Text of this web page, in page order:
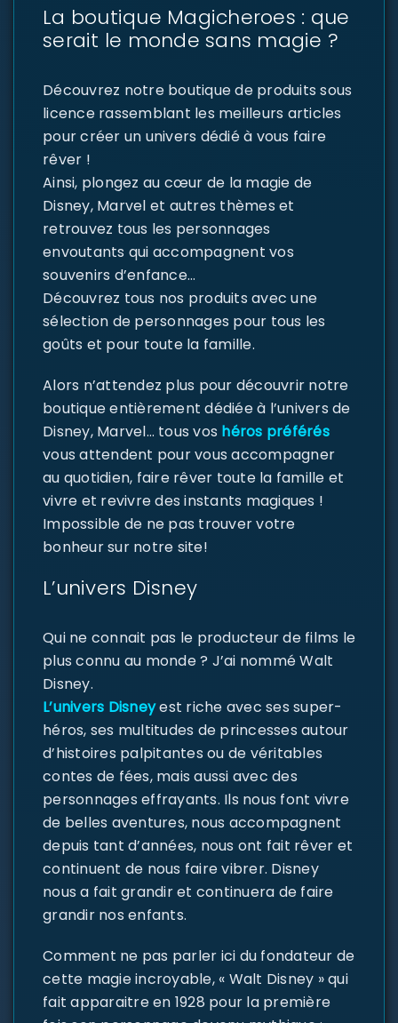
La boutique Magicheroes : que
serait le monde sans magie ?
Découvrez notre boutique de produits sous
licence rassemblant les meilleurs articles
pour créer un univers dédié à vous faire
rêver !
Ainsi, plongez au cœur de la magie de
Disney, Marvel et autres thèmes et
retrouvez tous les personnages
envoutants qui accompagnent vos
souvenirs d’enfance…
Découvrez tous nos produits avec une
sélection de personnages pour tous les
goûts et pour toute la famille.
Alors n’attendez plus pour découvrir notre
boutique entièrement dédiée à l’univers de
Disney, Marvel… tous vos héros préférés
vous attendent pour vous accompagner
au quotidien, faire rêver toute la famille et
vivre et revivre des instants magiques !
Impossible de ne pas trouver votre
bonheur sur notre site!
L’univers Disney
Qui ne connait pas le producteur de films le
plus connu au monde ? J’ai nommé Walt
Disney.
L’univers Disneyest riche avec ses super-
héros, ses multitudes de princesses autour
d’histoires palpitantes ou de véritables
contes de fées, mais aussi avec des
personnages effrayants. Ils nous font vivre
de belles aventures, nous accompagnent
depuis tant d’années, nous ont fait rêver et
continuent de nous faire vibrer. Disney
nous a fait grandir et continuera de faire
grandir nos enfants.
Comment ne pas parler ici du fondateur de
cette magie incroyable, « Walt Disney » qui
fait apparaitre en 1928 pour la première